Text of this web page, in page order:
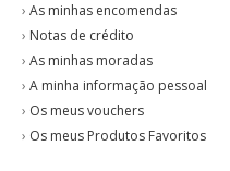
› As minhas encomendas
› Notas de crédito
› As minhas moradas
› A minha informação pessoal
› Os meus vouchers
› Os meus Produtos Favoritos